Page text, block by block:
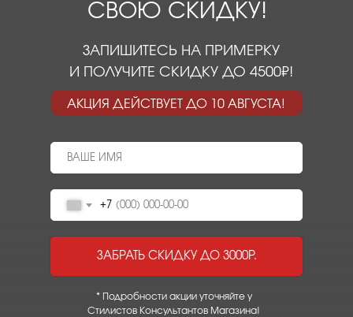
СВОЮ СКИДКУ!
ЗАПИШИТЕСЬ НА ПРИМЕРКУ
И ПОЛУЧИТЕ СКИДКУ ДО 4500₽!
АКЦИЯ ДЕЙСТВУЕТ ДО 10 АВГУСТА!
* Подробности акции уточняйте у
Стилистов Консультантов Магазина!
+7
ЗАБРАТЬ СКИДКУ ДО 3000Р.